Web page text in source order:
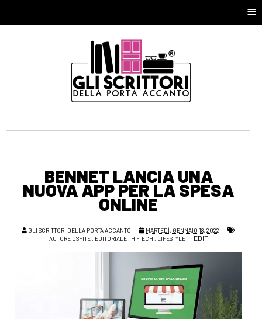
≡
BENNET LANCIA UNA
NUOVA APP PER LA SPESA
ONLINE
GLI SCRITTORI DELLA PORTA ACCANTO
MARTEDÌ, GENNAIO 18, 2022
AUTORE OSPITE, EDITORIALE, HI-TECH , LIFESTYLE EDIT